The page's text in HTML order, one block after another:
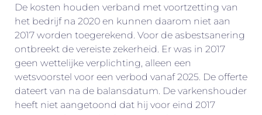
De kosten houden verband met voortzetting van
het bedrijf na 2020 en kunnen daarom niet aan
2017 worden toegerekend. Voor de asbestsanering
ontbreekt de vereiste zekerheid. Er was in 2017
geen wettelijke verplichting, alleen een
wetsvoorstel voor een verbod vanaf 2025. De offerte
dateert van na de balansdatum. De varkenshouder
heeft niet aangetoond dat hij voor eind 2017